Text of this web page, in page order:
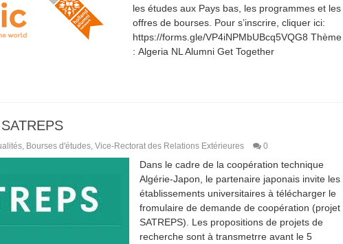
les études aux Pays bas, les programmes et les
offres de bourses. Pour s’inscrire, cliquer ici:
https://forms.gle/VP4iNPMbUBcq5VQG8 Thème
: Algeria NL Alumni Get Together
, Bourses d'études, Vice-Rectorat des Relations Extérieures 0
Dans le cadre de la coopération technique
Algérie-Japon, le partenaire japonais invite les
établissements universitaires à télécharger le
fromulaire de demande de coopération (projet
SATREPS). Les propositions de projets de
recherche sont à transmetrre avant le 5